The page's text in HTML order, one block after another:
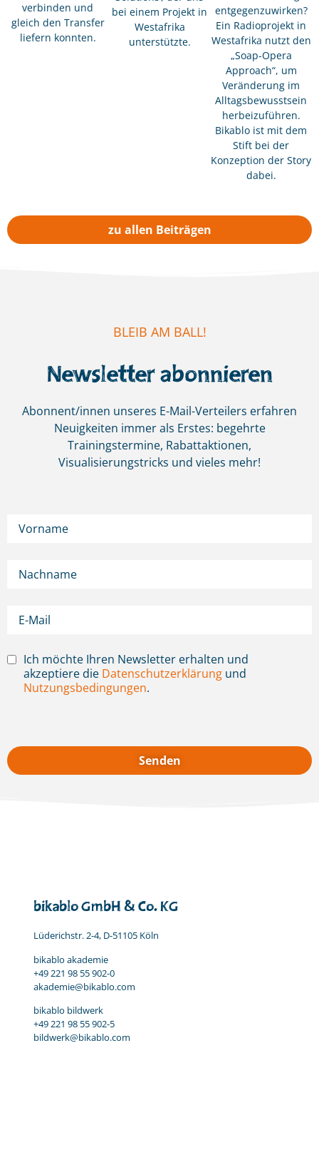
verbinden und
gleich den Transfer
liefern konnten.
bei einem Projekt in
Westafrika
unterstützte.
entgegenzuwirken?
Ein Radioprojekt in
Westafrika nutzt den
„Soap-Opera
Approach“, um
Veränderung im
Alltagsbewusstsein
herbeizuführen.
Bikablo ist mit dem
Stift bei der
Konzeption der Story
dabei.
zu allen Beiträgen
BLEIB AM BALL!
Newsletter abonnieren
Abonnent/innen unseres E-Mail-Verteilers erfahren
Neuigkeiten immer als Erstes: begehrte
Trainingstermine, Rabattaktionen,
Visualisierungstricks und vieles mehr!
Ich möchte Ihren Newsletter erhalten und
akzeptiere die Datenschutzerklärung und
Nutzungsbedingungen.
bikablo GmbH & Co. KG
Lüderichstr. 2-4, D-51105 Köln
bikablo akademie
+49 221 98 55 902-0
akademie@bikablo.com
bikablo bildwerk
+49 221 98 55 902-5
bildwerk@bikablo.com